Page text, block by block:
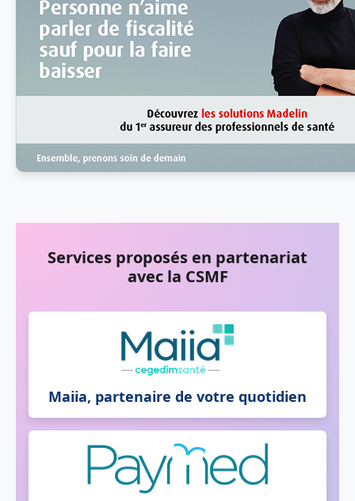
Services proposés en partenariat
avec la CSMF
Maiia, partenaire de votre quotidien